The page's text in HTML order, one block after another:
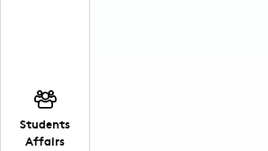
Students
Affairs